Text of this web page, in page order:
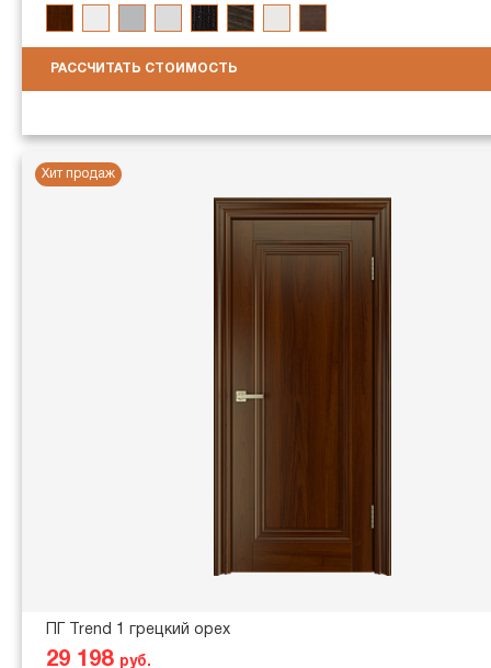
РАССЧИТАТЬ СТОИМОСТЬ
Хит продаж
ПГ Trend 1 грецкий орех
29 198 руб.